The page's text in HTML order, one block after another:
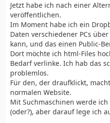
Jetzt habe ich nach einer
veröffentlichen.
Im Moment habe ich ein
Daten verschiedener PCs
kann, und das einen Public-
Dort möchte ich html-Files
Bedarf verlinke. Ich hab das
problemlos.
Für den, der draufklickt,
normalen Website.
Mit Suchmaschinen werde
(oder?), aber darauf lege ich